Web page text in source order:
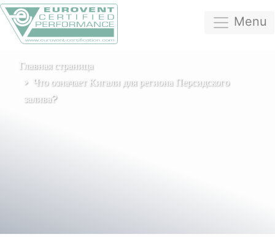
Menu
Главная страница
Что означает Кигали для региона Персидского
залива?